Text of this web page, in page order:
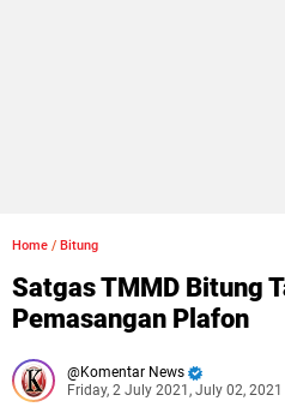
Home / Bitung
Satgas TMMD Bitung
Pemasangan Plafon
Komentar News
Friday, 2 July 2021, July 02, 2021